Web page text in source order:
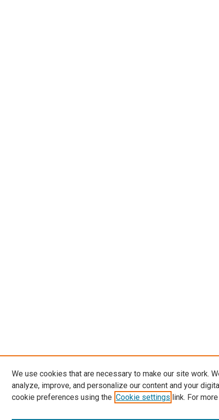
We use cookies that are necessary to make our site work.
analyze, improve, and personalize our content and your
cookie preferences using the Cookie settings link. For